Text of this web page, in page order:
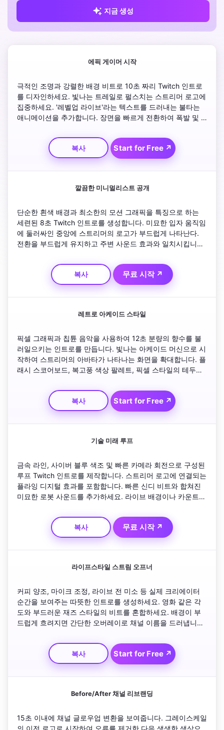
지금 생성
에픽 게이머 시작
극적인 조명과 강렬한 배경 비트로 10초 짜리 Twitch 인트로
를 디자인하세요. 빛나는 트레일로 펄스치는 스트리머 로고에
집중하세요. '레벨업 라이브'라는 텍스트를 드러내는 불타는
애니메이션을 추가합니다. 장면을 빠르게 전환하여 폭발 및
트리밍으로 원활하게 전환할 수 있는 영화적인 페이드아웃으
로 마무리하세요.
복사 Start for Free ↗
깔끔한 미니멀리스트 공개
단순한 흰색 배경과 최소한의 모션 그래픽을 특징으로 하는
세련된 8초 Twitch 인트로를 생성합니다. 미묘한 입자 움직임
에 둘러싸인 중앙에 스트리머의 로고가 부드럽게 나타난다.
전환을 부드럽게 유지하고 주변 사운드 효과와 일치시킵니다.
인 무세리프 타이포그래피로 이름을 표시합니다.
복사
무료 시작 ↗
레트로 아케이드 스타일
픽셀 그래픽과 칩튠 음악을 사용하여 12초 분량의 향수를 불
러일으키는 인트로를 만듭니다. 빛나는 아케이드 머신으로 시
작하여 스트리머의 아바타가 나타나는 화면을 확대합니다. 플
래시 스코어보드, 복고풍 색상 팔레트, 픽셀 스타일의 테두리.
추가하세요. 화면 오류 전환으로 마무리하여 라이브 방송을
시작합니다.
복사 Start for Free ↗
기술 미래 루프
금속 라인, 사이버 블루 색조 및 빠른 카메라 회전으로 구성된
루프 Twitch 인트로를 제작합니다. 스트리머 로고에 연결되는
플라잉 디지털 효과를 포함합니다. 빠른 신디 비트와 합쳐진
미묘한 로봇 사운드를 추가하세요. 라이브 배경이나 카운트다
복사
무료 시작 ↗
라이프스타일 스트림 오프너
커피 양조, 마이크 조정, 라이브 전 미소 등 실제 크리에이터
순간을 보여주는 따뜻한 인트로를 생성하세요. 영화 같은 각
도와 부드러운 재즈 스타일의 비트를 혼합하세요. 배경이 부
드럽게 흐려지면 간단한 오버레이로 채널 이름을 드러냅니다.
복사 Start for Free ↗
Before/After 채널 리브랜딩
15초 이내에 채널 글로우업 변환을 보여줍니다. 그레이스케일
의 이전 로고로 시작하여 오류를 제거한 다음 생생한 색상으